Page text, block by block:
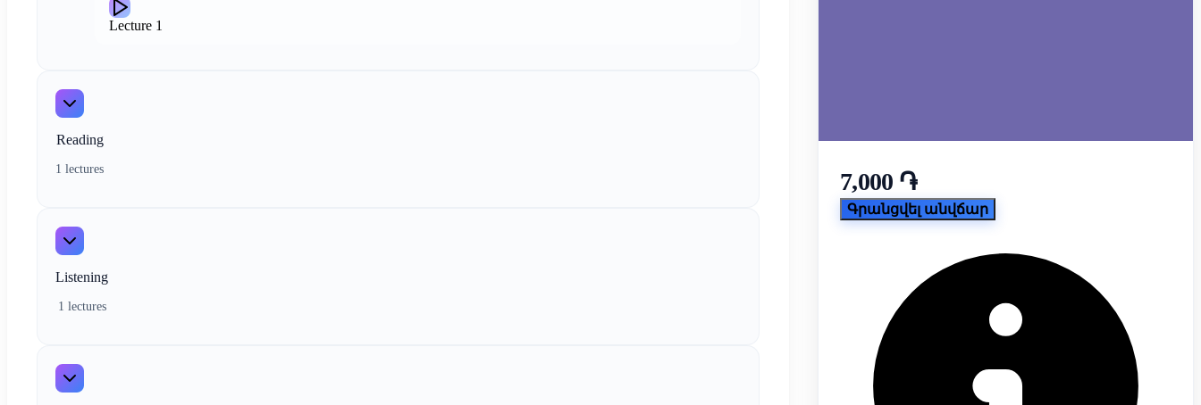
Lecture 1
Reading
1 lectures
Listening
1 lectures
7,000 ֏
Գրանցվել անվճար